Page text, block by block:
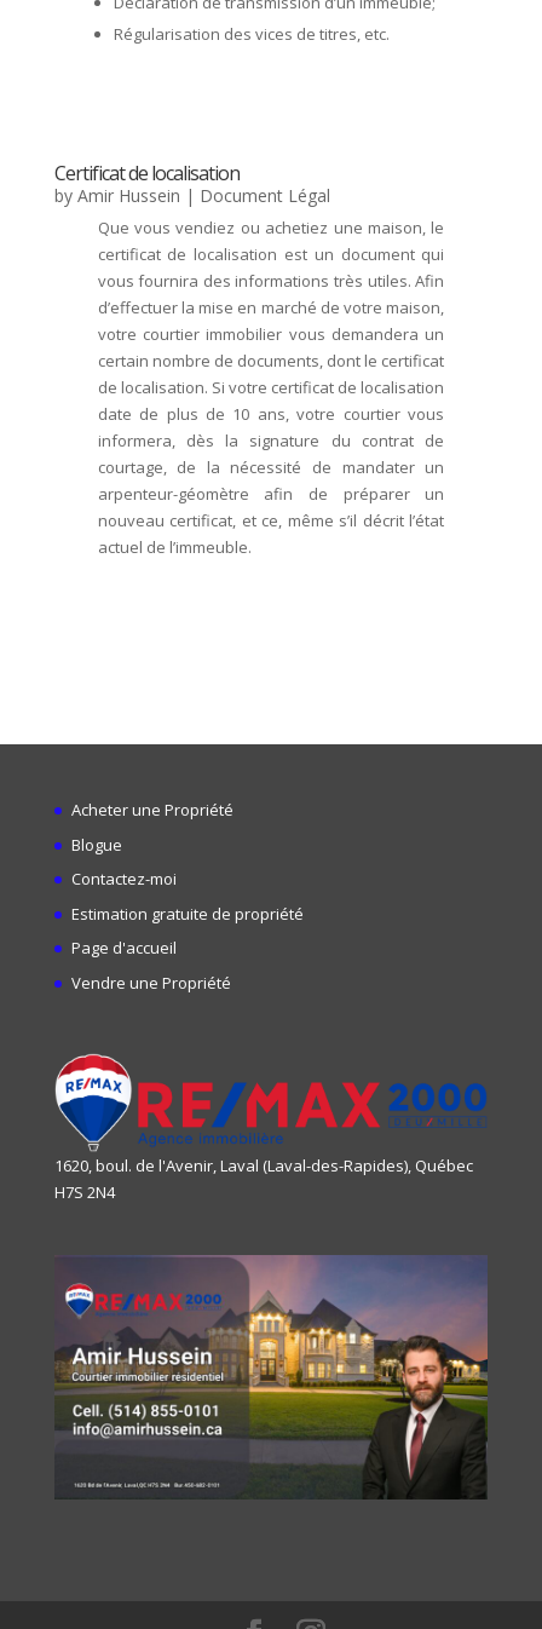
Régularisation des vices de titres, etc.
Certificat de localisation
by Amir Hussein | Document Légal
Que vous vendiez ou achetiez une maison, le
certificat de localisation est un document qui
vous fournira des informations très utiles. Afin
d’effectuer la mise en marché de votre maison,
votre courtier immobilier vous demandera un
certain nombre de documents, dont le certificat
de localisation. Si votre certificat de localisation
date de plus de 10 ans, votre courtier vous
informera, dès la signature du contrat de
courtage, de la nécessité de mandater un
arpenteur-géomètre afin de préparer un
nouveau certificat, et ce, même s’il décrit l’état
actuel de l’immeuble.
Acheter une Propriété
Blogue
Contactez-moi
Estimation gratuite de propriété
Page d'accueil
Vendre une Propriété
1620, boul. de l'Avenir, Laval (Laval-des-Rapides), Québec
H7S 2N4